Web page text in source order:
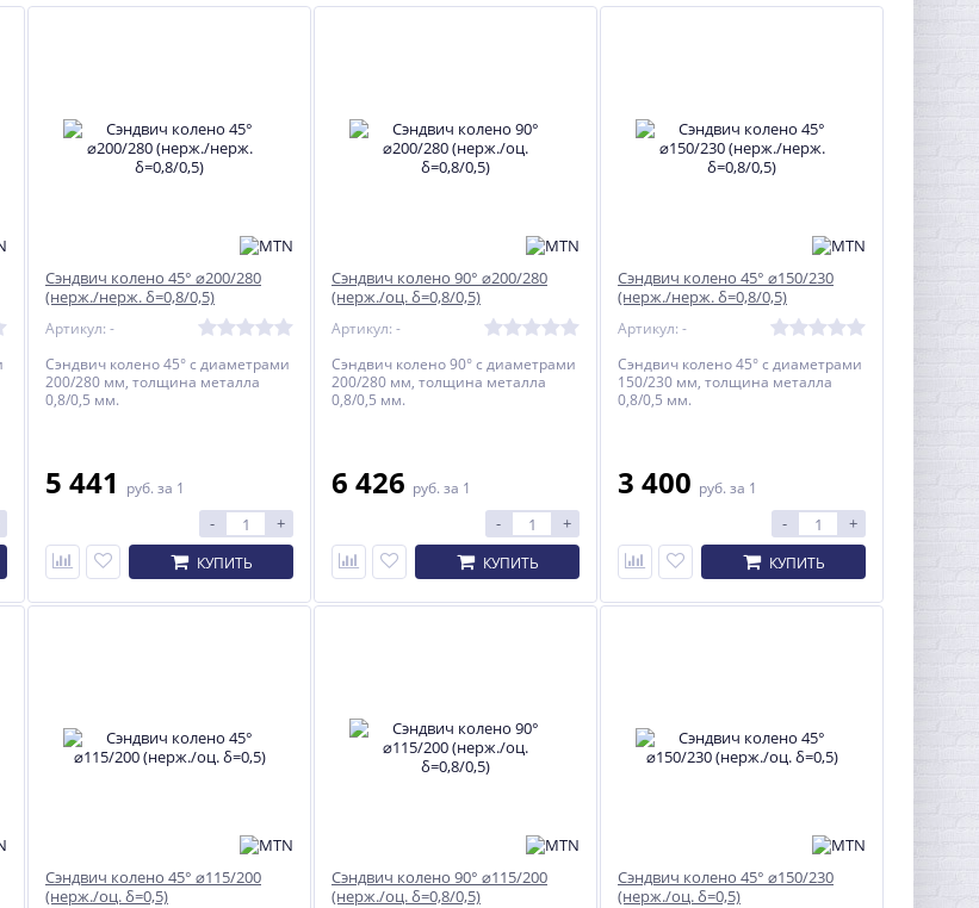
Сэндвич колено 45° ⌀200/280
(нерж./нерж. δ=0,8/0,5)
Артикул: -
Сэндвич колено 45° с диаметрами
200/280 мм, толщина металла
0,8/0,5 мм.
5 441 руб. за 1
- +
КУПИТЬ
Сэндвич колено 90° ⌀200/280
(нерж./оц. δ=0,8/0,5)
Артикул: -
Сэндвич колено 90° с диаметрами
200/280 мм, толщина металла
0,8/0,5 мм.
6 426 руб. за 1
- +
КУПИТЬ
Сэндвич колено 45° ⌀150/230
(нерж./нерж. δ=0,8/0,5)
Артикул: -
Сэндвич колено 45° с диаметрами
150/230 мм, толщина металла
0,8/0,5 мм.
3 400 руб. за 1
- +
КУПИТЬ
Сэндвич колено 45° ⌀115/200
(нерж./оц. δ=0,5)
Сэндвич колено 90° ⌀115/200
(нерж./оц. δ=0,8/0,5)
Сэндвич колено 45° ⌀150/230
(нерж./оц. δ=0,5)